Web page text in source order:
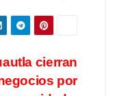
cierran
por